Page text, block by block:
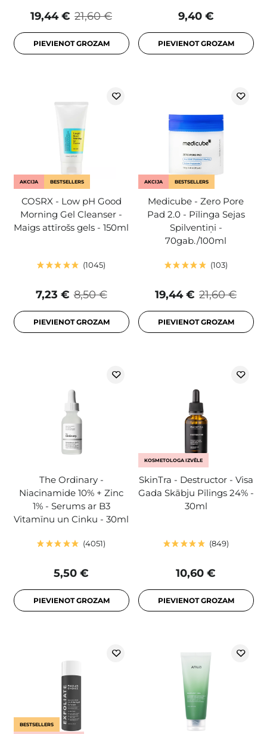
21,60 €
19,44 €
PIEVIENOT GROZAM
9,40 €
PIEVIENOT GROZAM
AKCIJA BESTSELLERS
COSRX - Low pH Good
Morning Gel Cleanser -
Maigs attīrošs gels - 150ml
1045
8,50 €
7,23 €
PIEVIENOT GROZAM
AKCIJA BESTSELLERS
Medicube - Zero Pore
Pad 2.0 - Pīlinga Sejas
Spilventiņi -
70gab./100ml
103
21,60 €
19,44 €
PIEVIENOT GROZAM
The Ordinary -
Niacinamide 10% + Zinc
1% - Serums ar B3
Vitamīnu un Cinku - 30ml
4051
5,50 €
PIEVIENOT GROZAM
KOSMETOLOGA IZVĒLE
SkinTra - Destructor - Visa
Gada Skābju Pīlings 24% -
30ml
849
10,60 €
PIEVIENOT GROZAM
BESTSELLERS